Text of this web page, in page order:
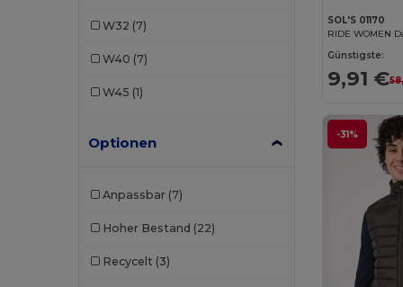
SOL'S (9)
W32 (7)
W40 (7)
W45 (1)
Optionen
Anpassbar (7)
Hoher Bestand (22)
Recycelt (3)
SOL'S 01170
Günstigste:
9,91 €
-31%